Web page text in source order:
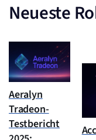
Neueste
Aeralyn
Tradeon-
Testbericht